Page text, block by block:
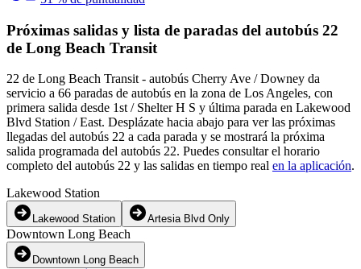
Próximas salidas y lista de paradas del autobús 22
de Long Beach Transit
22 de Long Beach Transit - autobús Cherry Ave / Downey da
servicio a 66 paradas de autobús en la zona de Los Angeles, con
primera salida desde 1st / Shelter H S y última parada en Lakewood
Blvd Station / East. Desplázate hacia abajo para ver las próximas
llegadas del autobús 22 a cada parada y se mostrará la próxima
salida programada del autobús 22. Puedes consultar el horario
completo del autobús 22 y las salidas en tiempo real en la aplicación.
Lakewood Station
Lakewood Station Artesia Blvd Only
Downtown Long Beach
Downtown Long Beach